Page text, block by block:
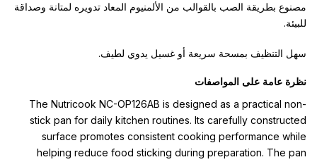
مصنوع بطريقة الصب بالقوالب من الألمنيوم المعاد تدويره لمتانة وصداقة
للبيئة.
سهل التنظيف بمسحة سريعة أو غسيل يدوي لطيف.
نظرة عامة على المواصفات
The Nutricook NC-OP126AB is designed as a practical non-
stick pan for daily kitchen routines. Its carefully constructed
surface promotes consistent cooking performance while
helping reduce food sticking during preparation. The pan